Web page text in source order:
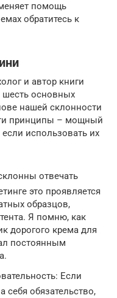
помощь
обратитесь к
и автор книги
шесть основных
нашей склонности
принципы – мощный
если использовать их
отвечать
это проявляется
образцов,
Я помню, как
дорогого крема для
постоянным
Если
себя обязательство,